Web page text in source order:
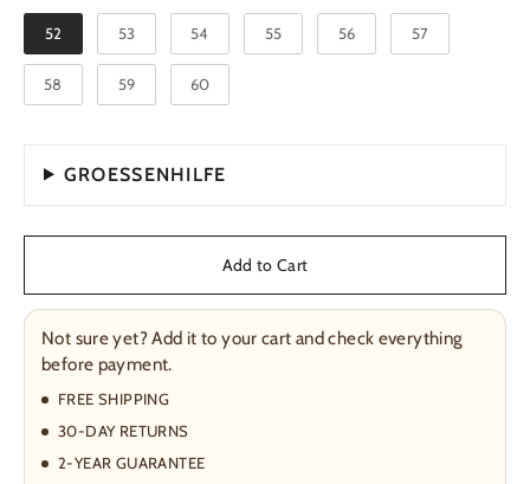
Size
52 53 54 55 56 57
58 59 60
GROESSENHILFE
Add to Cart
Not sure yet? Add it to your cart and check everything
before payment.
FREE SHIPPING
30-DAY RETURNS
2-YEAR GUARANTEE